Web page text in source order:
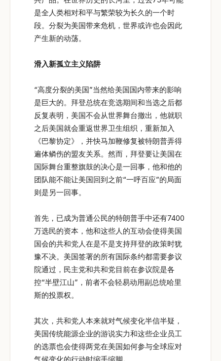
是全人类相对和平与繁荣较为长久的一个时
段。分裂为美国带来危机，世界或许也会因此
产生新的动荡。
滑入新孤立主义陷阱
“高度分裂的美国”当然给美国国内带来的影响
是巨大的。拜登总统在竞选期间和当选之后都
反复表明，美国不会从世界舞台撤出，他就职
之后美国就会重返世界卫生组织，重新加入
《巴黎协定》，并快马加鞭修复被特朗普弄得
遍体鳞伤的盟友关系。然而，拜登要让美国在
国际舞台重整旗鼓的决心是一回事，他和他的
团队能不能让美国回到之前“一呼百应”的局面
则是另一回事。
首先，已成为普通公民的特朗普手中还有7400
万选民的资本，他和这些人的互动会使得美国
国会的共和党人在是不是支持拜登的政策时犹
豫不决。美国签署的所有国际条约都需要参议
院通过，民主党和共和党目前在参议院是各
控“半壁江山”，前者不会轻易动用副总统哈里
斯的投票权。
其次，共和党人本来就对气候变化半信半疑，
美国传统能源企业的游说实力和这些企业员工
的选票也会使得两党在美国如何参与全球应对